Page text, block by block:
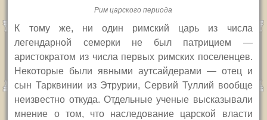
Рим царского периода
К тому же, ни один римский царь из числа
легендарной семерки не был патрицием —
аристократом из числа первых римских поселенцев.
Некоторые были явными аутсайдерами — отец и
сын Тарквинии из Этрурии, Сервий Туллий вообще
неизвестно откуда. Отдельные ученые высказывали
мнение о том, что наследование царской власти